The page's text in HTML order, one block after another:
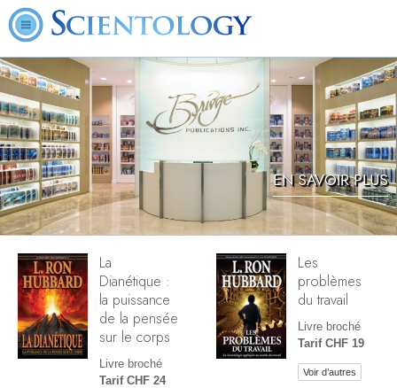
EN SAVOIR PLUS
La
Dianétique :
la puissance
de la pensée
sur le corps
Livre broché
Tarif CHF 24
Les
problèmes
du travail
Livre broché
Tarif CHF 19
Voir d’autres